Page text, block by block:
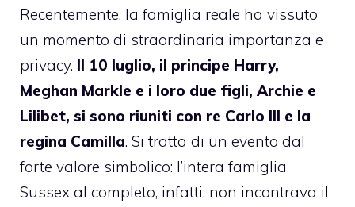
Recentemente, la famiglia reale ha vissuto
un momento di straordinaria importanza e
privacy. Il 10 luglio, il principe Harry,
Meghan Markle e i loro due figli, Archie e
Lilibet, si sono riuniti con re Carlo III e la
regina Camilla. Si tratta di un evento dal
forte valore simbolico: l’intera famiglia
Sussex al completo, infatti, non incontrava il